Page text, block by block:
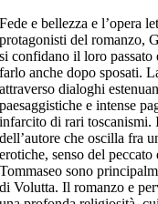
Fede e bellezza e l’opera
protagonisti del romanzo,
si confidano il loro passato
farlo anche dopo sposati.
attraverso dialoghi
paesaggistiche e intense
infarcito di rari
dell’autore che oscilla fra
erotiche, senso del
Tommaseo sono
di Volutta. Il romanzo e